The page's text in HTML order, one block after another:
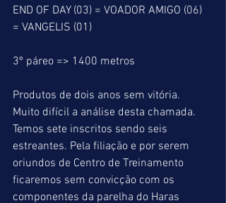
END OF DAY (03) = VOADOR AMIGO (06)
= VANGELIS (01)
3º páreo => 1400 metros
Produtos de dois anos sem vitória.
Muito difícil a análise desta chamada.
Temos sete inscritos sendo seis
estreantes. Pela filiação e por serem
oriundos de Centro de Treinamento
ficaremos sem convicção com os
componentes da parelha do Haras